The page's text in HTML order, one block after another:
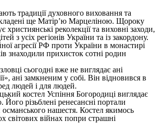
традиції духовного виховання та
ще Матір’ю Марцеліною. Щороку
християнські реколекції та виховні заходи,
з усіх регіонів України та із закордону.
агресії РФ проти України в монастирі
знаходили прихисток сотні родин
сьогодні вже не виглядає ані
ані замкненим у собі. Він відновився в
людей і для людей.
костел Успіння Богородиці виглядає
Його різьблені ренесансні портали
нашестя. Костел якимось
світових війнах попри страшні